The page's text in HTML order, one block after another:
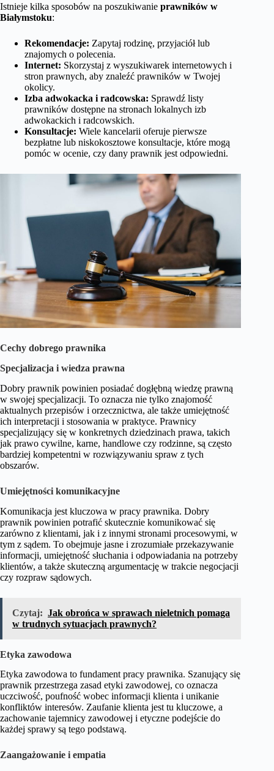
Istnieje kilka sposobów na poszukiwanie prawników w
Białymstoku:
Rekomendacje: Zapytaj rodzinę, przyjaciół lub
znajomych o polecenia.
Internet: Skorzystaj z wyszukiwarek internetowych i
stron prawnych, aby znaleźć prawników w Twojej
okolicy.
Izba adwokacka i radcowska: Sprawdź listy
prawników dostępne na stronach lokalnych izb
adwokackich i radcowskich.
Konsultacje: Wiele kancelarii oferuje pierwsze
bezpłatne lub niskokosztowe konsultacje, które mogą
pomóc w ocenie, czy dany prawnik jest odpowiedni.
Cechy dobrego prawnika
Specjalizacja i wiedza prawna
Dobry prawnik powinien posiadać dogłębną wiedzę prawną
w swojej specjalizacji. To oznacza nie tylko znajomość
aktualnych przepisów i orzecznictwa, ale także umiejętność
ich interpretacji i stosowania w praktyce. Prawnicy
specjalizujący się w konkretnych dziedzinach prawa, takich
jak prawo cywilne, karne, handlowe czy rodzinne, są często
bardziej kompetentni w rozwiązywaniu spraw z tych
obszarów.
Umiejętności komunikacyjne
Komunikacja jest kluczowa w pracy prawnika. Dobry
prawnik powinien potrafić skutecznie komunikować się
zarówno z klientami, jak i z innymi stronami procesowymi, w
tym z sądem. To obejmuje jasne i zrozumiałe przekazywanie
informacji, umiejętność słuchania i odpowiadania na potrzeby
klientów, a także skuteczną argumentację w trakcie negocjacji
czy rozpraw sądowych.
Czytaj: Jak obrońca w sprawach nieletnich pomaga
w trudnych sytuacjach prawnych?
Etyka zawodowa
Etyka zawodowa to fundament pracy prawnika. Szanujący się
prawnik przestrzega zasad etyki zawodowej, co oznacza
uczciwość, poufność wobec informacji klienta i unikanie
konfliktów interesów. Zaufanie klienta jest tu kluczowe, a
zachowanie tajemnicy zawodowej i etyczne podejście do
każdej sprawy są tego podstawą.
Zaangażowanie i empatia